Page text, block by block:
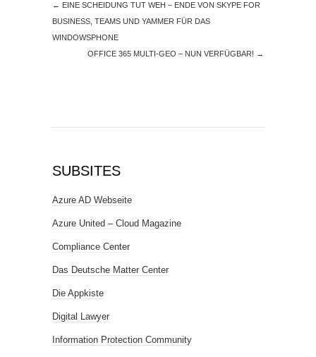
← EINE SCHEIDUNG TUT WEH – ENDE VON SKYPE FOR
BUSINESS, TEAMS UND YAMMER FÜR DAS
WINDOWSPHONE
OFFICE 365 MULTI-GEO – NUN VERFÜGBAR! →
SUBSITES
Azure AD Webseite
Azure United – Cloud Magazine
Compliance Center
Das Deutsche Matter Center
Die Appkiste
Digital Lawyer
Information Protection Community